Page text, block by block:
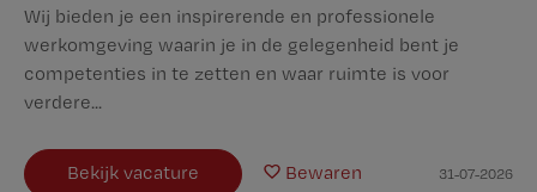
Wij bieden je een inspirerende en professionele
werkomgeving waarin je in de gelegenheid bent je
competenties in te zetten en waar ruimte is voor
verdere...
Bekijk vacature Bewaren 31-07-2026